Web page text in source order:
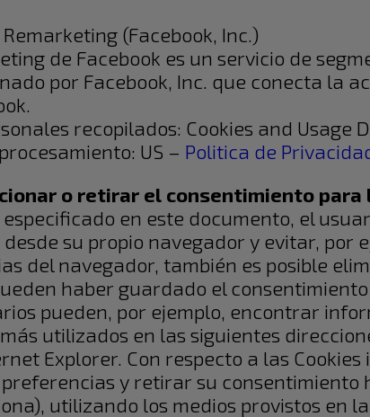
(Facebook, Inc.)
de Facebook es un servicio de
por Facebook, Inc. que conecta la
recopilados: Cookies and Usage
US – Politica de
o retirar el consentimiento
en este documento, el
su propio navegador y evitar, por
del navegador, también es posible
haber guardado el
pueden, por ejemplo, encontrar
utilizados en las siguientes
Explorer. Con respecto a las
y retirar su
utilizando los medios provistos en